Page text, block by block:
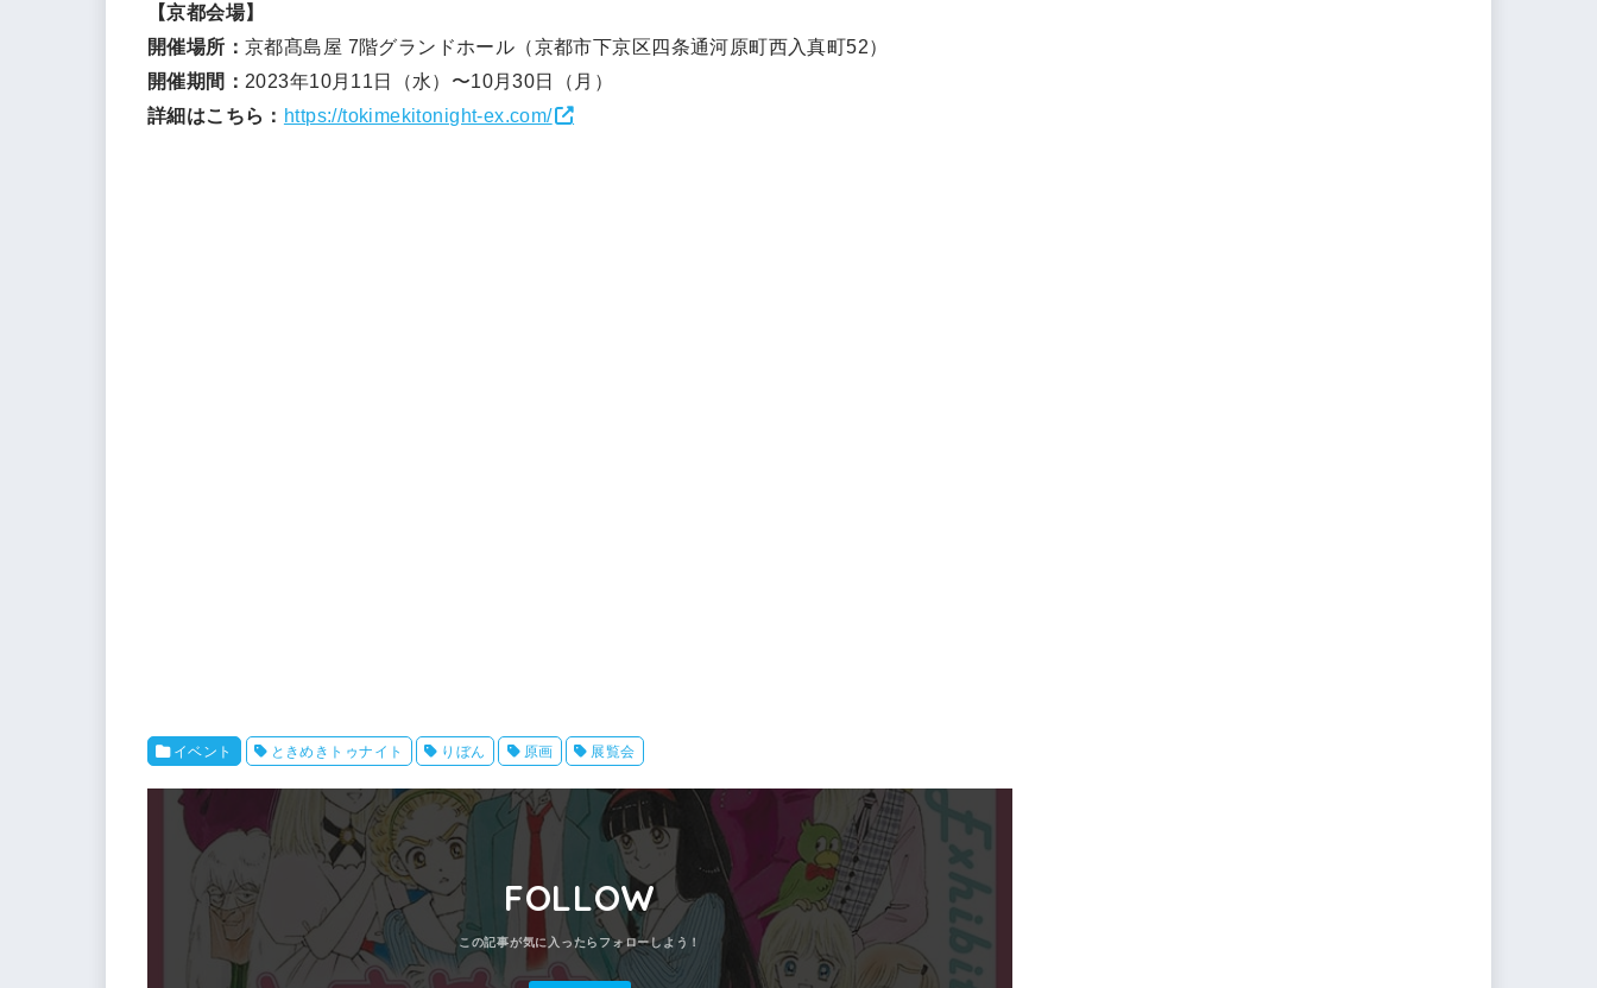
【京都会場】
開催場所：京都髙島屋 7階グランドホール（京都市下京区四条通河原町西入真町52）
開催期間： 2023年10⽉11⽇（水）〜10⽉30⽇（月）
詳細はこちら： https://tokimekitonight-ex.com/
イベント ときめきトゥナイト りぼん 原画 展覧会
FOLLOW